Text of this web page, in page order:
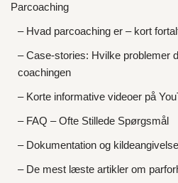
Parcoaching
– Hvad parcoaching er – kort
– Case-stories: Hvilke problemer
coachingen
– Korte informative videoer på
– FAQ – Ofte Stillede Spørgsmål
– Dokumentation og kildeangivelse
– De mest læste artikler om